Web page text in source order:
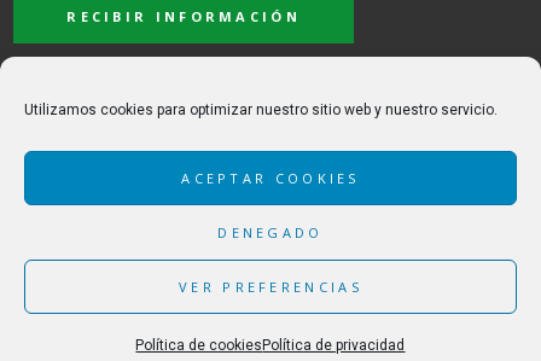
Utilizamos cookies para optimizar nuestro sitio web y nuestro servicio.
ACEPTAR COOKIES
DENEGADO
VER PREFERENCIAS
Política de cookies Política de privacidad
PRIVACIDAD